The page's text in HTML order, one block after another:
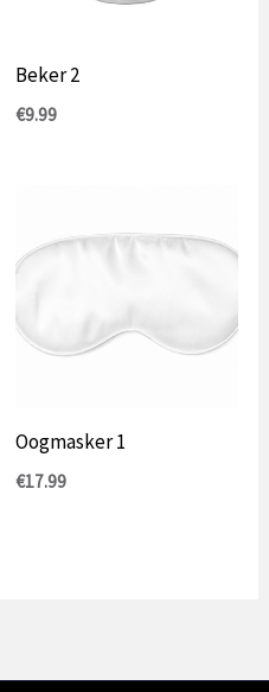
Beker 2
€9.99
Oogmasker 1
€17.99